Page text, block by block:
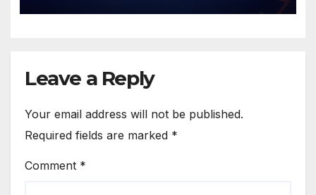
Leave a Reply
Your email address will not be published.
Required fields are marked *
Comment *